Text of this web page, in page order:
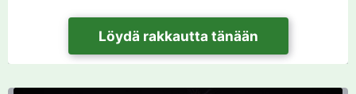
Löydä rakkautta tänään